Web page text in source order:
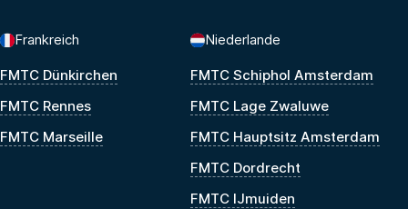
Frankreich
FMTC Dünkirchen
FMTC Rennes
FMTC Marseille
Niederlande
FMTC Schiphol Amsterdam
FMTC Lage Zwaluwe
FMTC Hauptsitz Amsterdam
FMTC Dordrecht
FMTC IJmuiden